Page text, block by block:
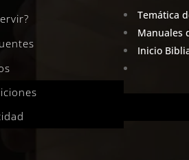
Temática
Manuales
Inicio